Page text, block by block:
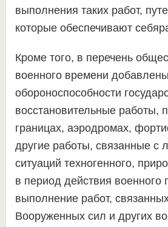
выполнения таких работ,
которые обеспечивают
Кроме того, в перечень
военного времени
обороноспособности
восстановительные работы,
границах, аэродромах,
другие работы, связанные с
ситуаций техногенного,
в период действия
выполнение работ,
Вооруженных сил и других